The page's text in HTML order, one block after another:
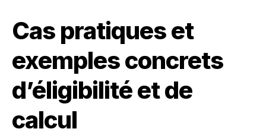
Cas pratiques et
exemples concrets
d’éligibilité et de
calcul